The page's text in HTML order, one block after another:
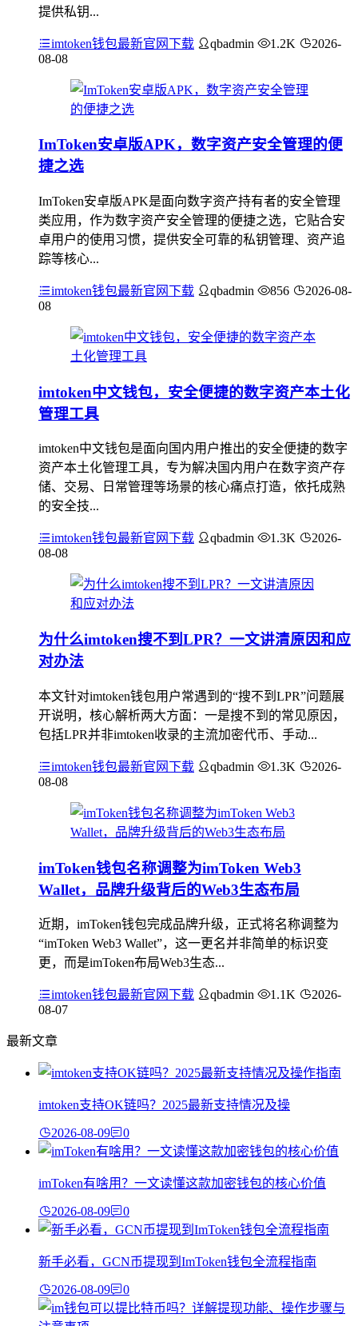
提供私钥...
imtoken钱包最新官网下载 qbadmin 1.2K
2026-
08-08
ImToken安卓版APK，数字资产安全管理的便
捷之选
ImToken安卓版APK是面向数字资产持有者的安全管理
类应用，作为数字资产安全管理的便捷之选，它贴合安
卓用户的使用习惯，提供安全可靠的私钥管理、资产追
踪等核心...
imtoken钱包最新官网下载 qbadmin 856
2026-08-
08
imtoken中文钱包，安全便捷的数字资产本土化
管理工具
imtoken中文钱包是面向国内用户推出的安全便捷的数字
资产本土化管理工具，专为解决国内用户在数字资产存
储、交易、日常管理等场景的核心痛点打造，依托成熟
的安全技...
imtoken钱包最新官网下载 qbadmin 1.3K
2026-
08-08
为什么imtoken搜不到LPR？一文讲清原因和应
对办法
本文针对imtoken钱包用户常遇到的“搜不到LPR”问题展
开说明，核心解析两大方面：一是搜不到的常见原因，
包括LPR并非imtoken收录的主流加密代币、手动...
imtoken钱包最新官网下载 qbadmin 1.3K
2026-
08-08
imToken钱包名称调整为imToken Web3
Wallet，品牌升级背后的Web3生态布局
近期，imToken钱包完成品牌升级，正式将名称调整为
“imToken Web3 Wallet”，这一更名并非简单的标识变
更，而是imToken布局Web3生态...
imtoken钱包最新官网下载 qbadmin 1.1K
2026-
08-07
最新文章
imtoken支持OK链吗？2025最新支持情况及操
2026-08-09 0
imToken有啥用？一文读懂这款加密钱包的核心价值
2026-08-09 0
新手必看，GCN币提现到ImToken钱包全流程指南
2026-08-09 0